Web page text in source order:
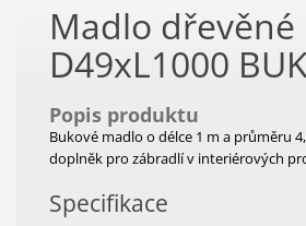
Madlo dřevěné
D49xL1000 BUK
Popis produktu
Bukové madlo o délce 1 m a průměru
doplněk pro zábradlí v interiérových
Specifikace